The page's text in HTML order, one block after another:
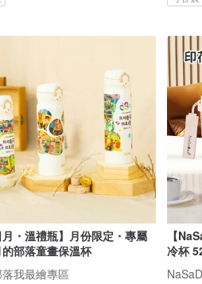
月・溫禮瓶】月份限定・專屬
部落童畫保溫杯
我最繪專區
【
冷杯